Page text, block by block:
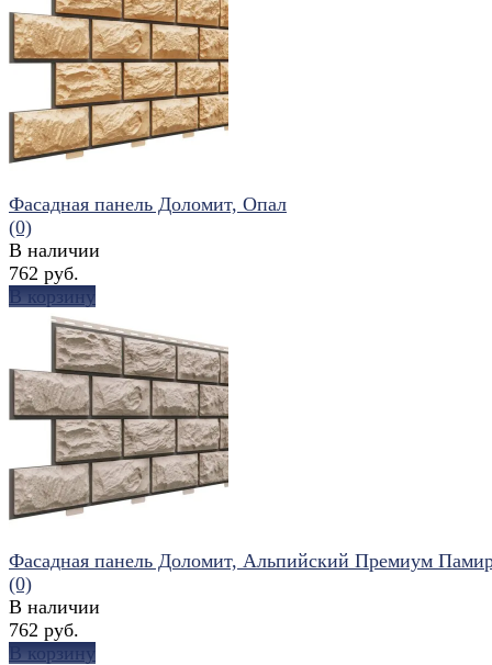
избранное сравнить
избранное сравнить
Фасадная панель Доломит, Опал
(0)
В наличии
762 руб.
В корзину
Фасадная панель Доломит, Альпийский Премиум
(0)
В наличии
762 руб.
В корзину